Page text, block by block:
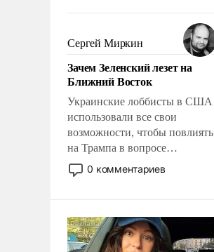
псевдонаучной фантастики,
стало всерьез обсуждаемой
идеей.
Сергей Миркин
Зачем Зеленский лезет на
Ближний Восток
Украинские лоббисты в США
использовали все свои
возможности, чтобы повлиять
на Трампа в вопросе
предоставления вооружений
своим нанимателям. Вероятно,
голову мысль: хорошо бы
продемонстрировать, что
0 комментариев